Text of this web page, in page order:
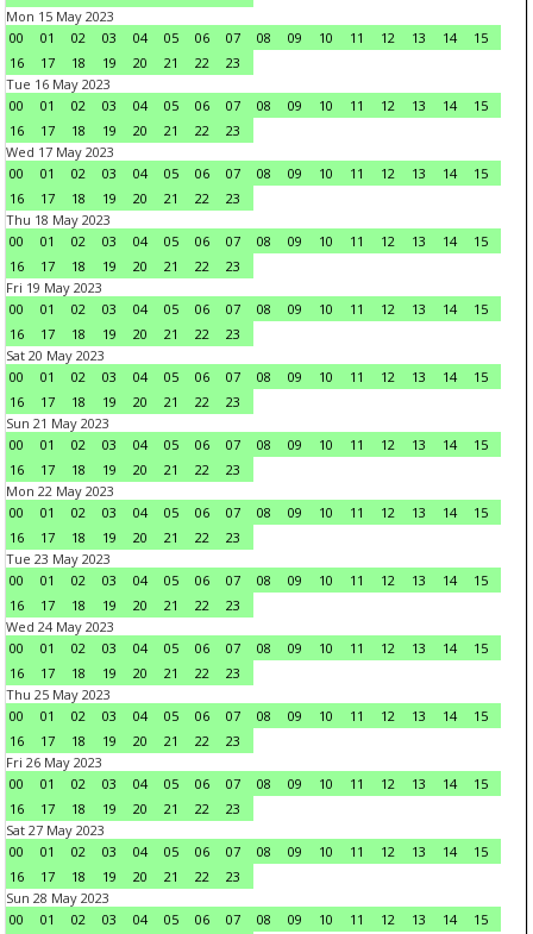
Mon 15 May 2023
00
01 02 03 04 05 06 07 08 09 10 11 12 13 14
15
16
17 18 19 20 21 22
23
Tue 16 May 2023
00
01 02 03 04 05 06 07 08 09 10 11 12 13 14
15
16
17 18 19 20 21 22
23
Wed 17 May 2023
00
01 02 03 04 05 06 07 08 09 10 11 12 13 14
15
16
17 18 19 20 21 22
23
Thu 18 May 2023
00
01 02 03 04 05 06 07 08 09 10 11 12 13 14
15
16
17 18 19 20 21 22
23
Fri 19 May 2023
00
01 02 03 04 05 06 07 08 09 10 11 12 13 14
15
16
17 18 19 20 21 22
23
Sat 20 May 2023
00
01 02 03 04 05 06 07 08 09 10 11 12 13 14
15
16
17 18 19 20 21 22
23
Sun 21 May 2023
00
01 02 03 04 05 06 07 08 09 10 11 12 13 14
15
16
17 18 19 20 21 22
23
Mon 22 May 2023
00
01 02 03 04 05 06 07 08 09 10 11 12 13 14
15
16
17 18 19 20 21 22
23
Tue 23 May 2023
00
01 02 03 04 05 06 07 08 09 10 11 12 13 14
15
16
17 18 19 20 21 22
23
Wed 24 May 2023
00
01 02 03 04 05 06 07 08 09 10 11 12 13 14
15
16
17 18 19 20 21 22
23
Thu 25 May 2023
00
01 02 03 04 05 06 07 08 09 10 11 12 13 14
15
16
17 18 19 20 21 22
23
Fri 26 May 2023
00
01 02 03 04 05 06 07 08 09 10 11 12 13 14
15
16
17 18 19 20 21 22
23
Sat 27 May 2023
00
01 02 03 04 05 06 07 08 09 10 11 12 13 14
15
16
17 18 19 20 21 22
23
Sun 28 May 2023
00
01 02 03 04 05 06 07 08 09 10 11 12 13 14
15